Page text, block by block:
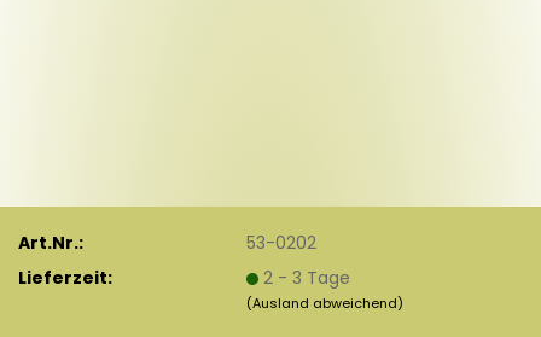
Art.Nr.:
53-0202
Lieferzeit:
2 - 3 Tage
(Ausland abweichend)